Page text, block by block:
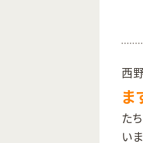
西
ま
た
い